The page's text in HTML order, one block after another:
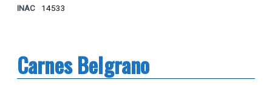
INAC
14533
Carnes Belgrano